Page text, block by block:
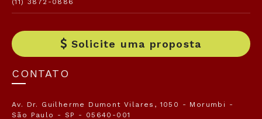
(11) 3872-0886
Solicite uma proposta
CONTATO
Av. Dr. Guilherme Dumont Vilares, 1050 - Morumbi -
São Paulo - SP - 05640-001